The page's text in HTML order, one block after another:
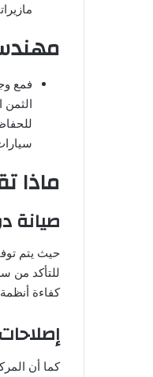
فمع
الثمن
ماذا
صيانة
حيث يتم
للتأكد من
كفاءة أنظمة
كما أن